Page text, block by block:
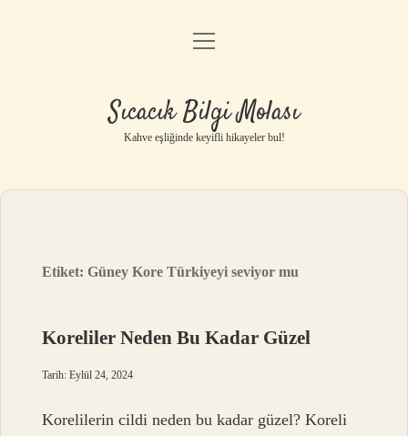
Anasayfa
Yasal Uyarı
menüyü
Sıcacık Bilgi Molası
Kahve eşliğinde keyifli hikayeler bul!
Etiket:Güney Kore Türkiyeyi seviyor mu
Koreliler Neden Bu Kadar Güzel
Tarih: Eylül 24, 2024
Korelilerin cildi neden bu kadar güzel? Koreli